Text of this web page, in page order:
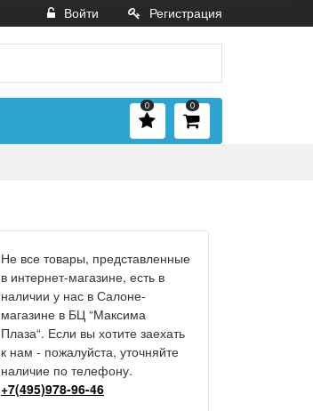
Войти Регистрация
0
0
Не все товары, представленные
в интернет-магазине, есть в
наличии у нас в Салоне-
магазине в БЦ “Максима
Плаза“. Если вы хотите заехать
к нам - пожалуйста, уточняйте
наличие по телефону.
+7(495)978-96-46